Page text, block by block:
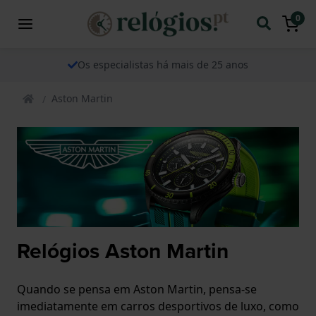
0
Os especialistas há mais de 25 anos
Aston Martin
Relógios Aston Martin
Quando se pensa em Aston Martin, pensa-se
imediatamente em carros desportivos de luxo, como